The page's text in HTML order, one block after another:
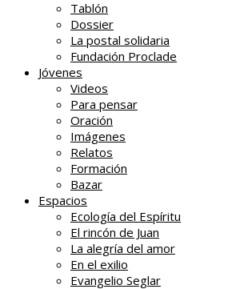
Tablón
Dossier
La postal solidaria
Fundación Proclade
Jóvenes
Videos
Para pensar
Oración
Imágenes
Relatos
Formación
Bazar
Espacios
Ecología del Espíritu
El rincón de Juan
La alegría del amor
En el exilio
Evangelio Seglar